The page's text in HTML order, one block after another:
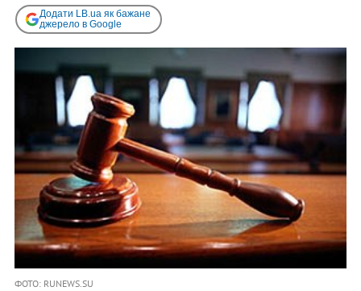
Додати LB.ua як бажане
джерело в Google
ФОТО: RUNEWS.SU